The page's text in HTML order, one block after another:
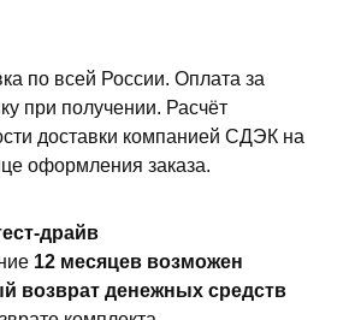
по всей России. Оплата за
при получении. Расчёт
доставки компанией СДЭК на
оформления заказа.
драйв
12 месяцев возможен
возврат денежных средств